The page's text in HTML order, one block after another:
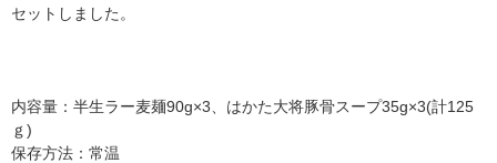
セットしました。
内容量：半生ラー麦麺90g×3、はかた大将豚骨スープ35g×3(計125
ｇ)
保存方法：常温